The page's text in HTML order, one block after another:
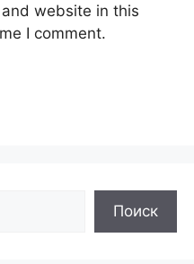
website in this
I comment.
Поиск